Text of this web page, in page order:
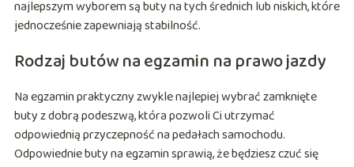
najlepszym wyborem są buty na tych średnich lub niskich, które
jednocześnie zapewniają stabilność.
Rodzaj butów na egzamin na prawo jazdy
Na egzamin praktyczny zwykle najlepiej wybrać zamknięte
buty z dobrą podeszwą, która pozwoli Ci utrzymać
odpowiednią przyczepność na pedałach samochodu.
Odpowiednie buty na egzamin sprawią, że będziesz czuć się